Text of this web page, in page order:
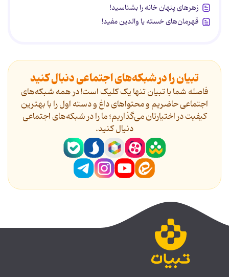
زهرهای پنهان خانه را بشناسید!
قهرمان‌های خسته یا والدین مفید!
تبیان را در شبکه‌های اجتماعی دنبال کنید
فاصله شما با تبیان تنها یک کلیک است! در همه شبکه‌های
اجتماعی حاضریم و محتواهای داغ و دسته اول را با بهترین
کیفیت در اختیارتان می‌گذاریم؛ ما را در شبکه‌های اجتماعی
دنیال کنید.